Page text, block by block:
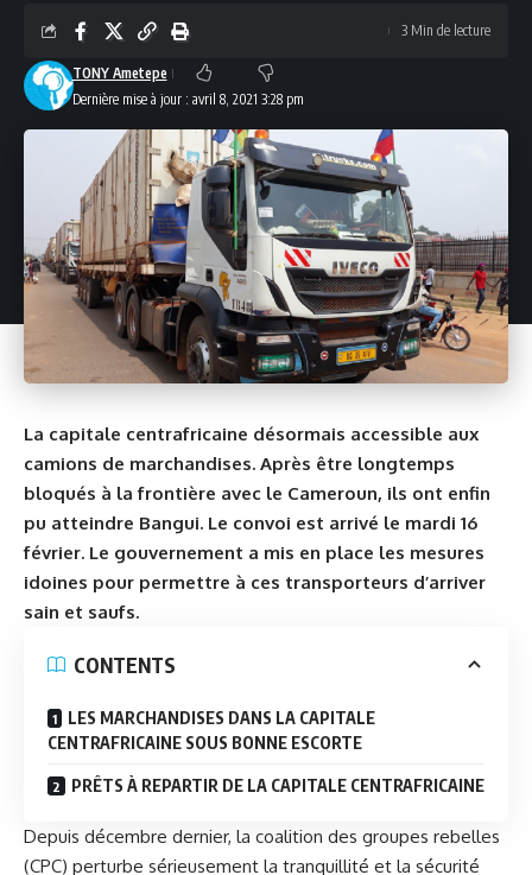
Dernière mise à jour : avril 8, 2021 3:28 pm
TONY Ametepe
3 Min de lecture
La capitale centrafricaine désormais accessible aux
camions de marchandises. Après être longtemps
bloqués à la frontière avec le Cameroun, ils ont enfin
pu atteindre Bangui. Le convoi est arrivé le mardi 16
février. Le gouvernement a mis en place les mesures
idoines pour permettre à ces transporteurs d’arriver
sain et saufs.
CONTENTS
LES MARCHANDISES DANS LA CAPITALE
CENTRAFRICAINE SOUS BONNE ESCORTE
PRÊTS À REPARTIR DE LA CAPITALE CENTRAFRICAINE
Depuis décembre dernier, la coalition des groupes rebelles
(CPC) perturbe sérieusement la tranquillité et la sécurité